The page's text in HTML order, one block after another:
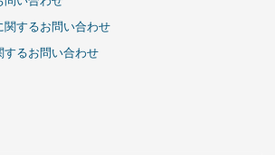
関するお問い合わせ
するお問い合わせ